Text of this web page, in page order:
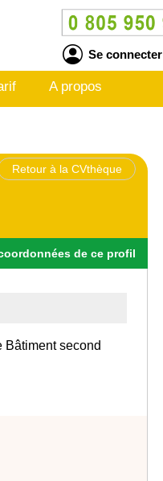
Se connecter
A propos
Retour à la CVthèque
de ce profil
Bâtiment second